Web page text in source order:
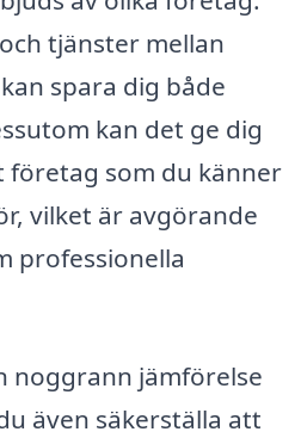
tjänster mellan
spara dig både
kan det ge dig
företag som du känner
vilket är avgörande
professionella
noggrann jämförelse
även säkerställa att